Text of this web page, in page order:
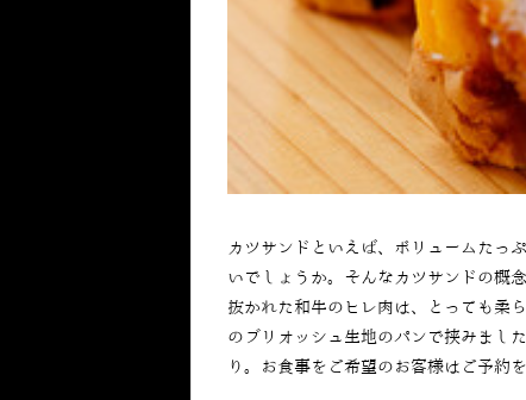
カツサンドといえば、ボリュームたっ
いでしょうか。そんなカツサンドの概
抜かれた和牛のヒレ肉は、とっても柔
のブリオッシュ生地のパンで挟みまし
り。お食事をご希望のお客様はご予約